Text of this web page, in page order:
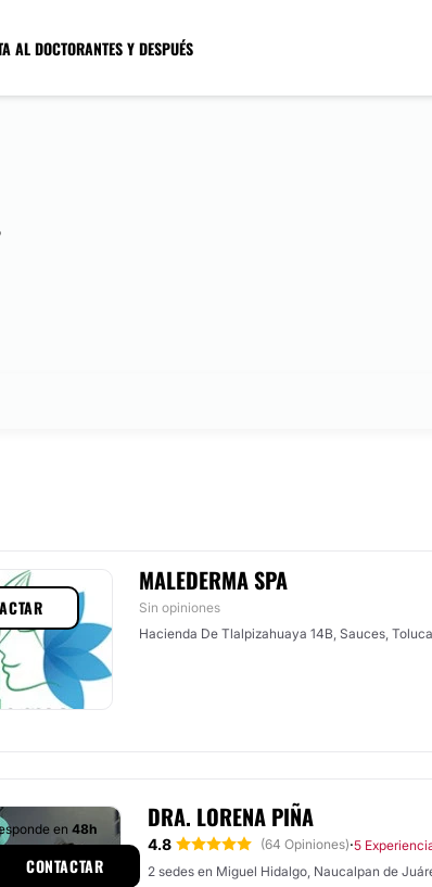
AL DOCTORANTES Y DESPUÉS
MALEDERMA SPA
Sin opiniones
Hacienda De Tlalpizahuaya 14B, Sauces,
DRA. LORENA PIÑA
4.8 (64 Opiniones)·5
2 sedes en Miguel Hidalgo, Naucalpan de
en 48h
CONTACTAR